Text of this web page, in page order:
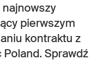
pierwszym
kontraktu z
Sprawdź